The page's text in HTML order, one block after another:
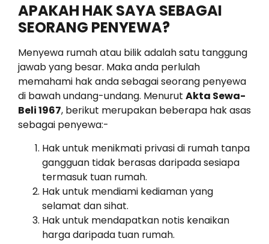
APAKAH HAK SAYA SEBAGAI
SEORANG PENYEWA?
Menyewa rumah atau bilik adalah satu tanggung
jawab yang besar. Maka anda perlulah
memahami hak anda sebagai seorang penyewa
di bawah undang-undang. Menurut Akta Sewa-
Beli 1967, berikut merupakan beberapa hak asas
sebagai penyewa:-
Hak untuk menikmati privasi di rumah tanpa
gangguan tidak berasas daripada sesiapa
termasuk tuan rumah.
Hak untuk mendiami kediaman yang
selamat dan sihat.
Hak untuk mendapatkan notis kenaikan
harga daripada tuan rumah.